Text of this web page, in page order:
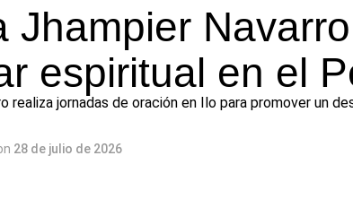
Jhampier
espiritual en el
realiza jornadas de oración en Ilo para promover un
28 de julio de 2026